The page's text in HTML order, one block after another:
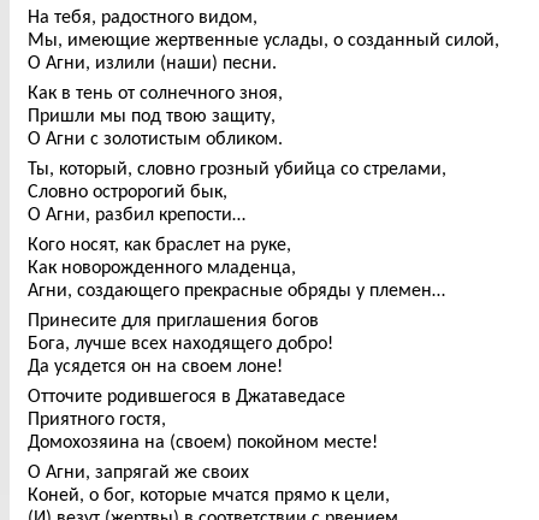
На тебя, радостного видом,
Мы, имеющие жертвенные услады, о созданный силой,
О Агни, излили (наши) песни.
Как в тень от солнечного зноя,
Пришли мы под твою защиту,
О Агни с золотистым обликом.
Ты, который, словно грозный убийца со стрелами,
Словно остророгий бык,
О Агни, разбил крепости…
Кого носят, как браслет на руке,
Как новорожденного младенца,
Агни, создающего прекрасные обряды у племен…
Принесите для приглашения богов
Бога, лучше всех находящего добро!
Да усядется он на своем лоне!
Отточите родившегося в Джатаведасе
Приятного гостя,
Домохозяина на (своем) покойном месте!
О Агни, запрягай же своих
Коней, о бог, которые мчатся прямо к цели,